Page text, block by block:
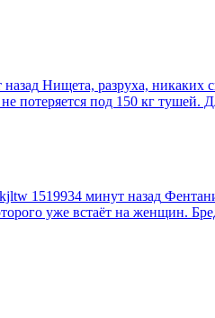
Нищета, разруха, никаких
под 150 кг тушей.
1519934 минут назад
уже встаёт на женщин.